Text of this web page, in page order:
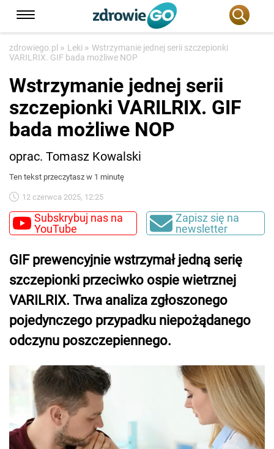
zdrowiego.pl » Leki » Wstrzymanie jednej serii szczepionki
VARILRIX. GIF bada możliwe NOP
Wstrzymanie jednej serii
szczepionki VARILRIX. GIF
bada możliwe NOP
oprac. Tomasz Kowalski
Ten tekst przeczytasz w 1 minutę
12 czerwca 2025, 12:25
Subskrybuj nas na
YouTube
Zapisz się na
newsletter
GIF prewencyjnie wstrzymał jedną serię
szczepionki przeciwko ospie wietrznej
VARILRIX. Trwa analiza zgłoszonego
pojedynczego przypadku niepożądanego
odczynu poszczepiennego.